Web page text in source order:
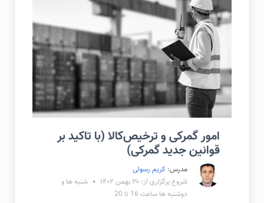
امور گمرکی و ترخیص‌کالا (با تاکید بر
قوانین جدید گمرکی)
مدرس: کریم رسولی
شروع برگزاری از: ۳۰ بهمن ۱۴۰۲
شنبه ها و
دوشنبه ها ساعت 16 تا 20